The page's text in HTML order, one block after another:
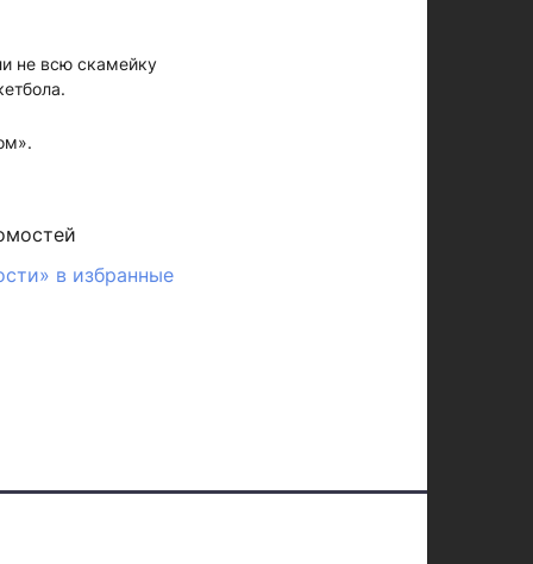
не всю скамейку
в избранные